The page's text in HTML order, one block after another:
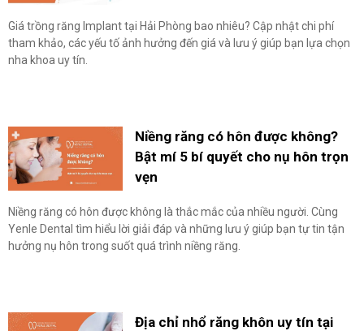
Giá trồng răng Implant tại Hải Phòng bao nhiêu? Cập nhật chi phí
tham khảo, các yếu tố ảnh hưởng đến giá và lưu ý giúp bạn lựa chọn
nha khoa uy tín.
Niềng răng có hôn được không?
Bật mí 5 bí quyết cho nụ hôn trọn
vẹn
Niềng răng có hôn được không là thắc mắc của nhiều người. Cùng
Yenle Dental tìm hiểu lời giải đáp và những lưu ý giúp bạn tự tin tận
hưởng nụ hôn trong suốt quá trình niềng răng.
Địa chỉ nhổ răng khôn uy tín tại